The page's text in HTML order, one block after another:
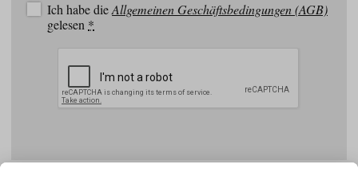
Ich habe dieAllgemeinen Geschäftsbedingungen (AGB)
gelesen *